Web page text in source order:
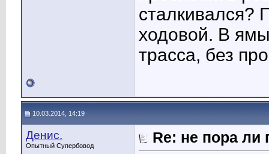
сталкивался?
ходовой. В
трасса, без
10.03.2014, 14:19
Денис.
Опытный Супербовод
Re: не пора ли